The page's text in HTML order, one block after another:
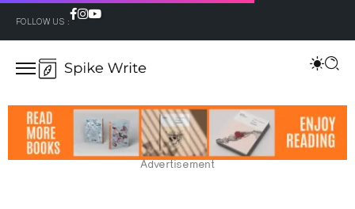
FOLLOW US :
Advertisement